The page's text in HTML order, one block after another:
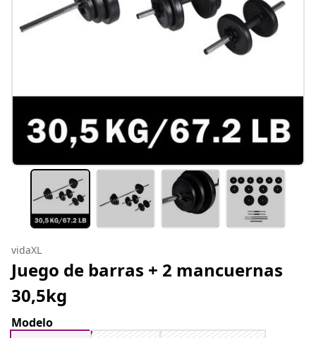
vidaXL
Juego de barras + 2 mancuernas
30,5kg
Modelo